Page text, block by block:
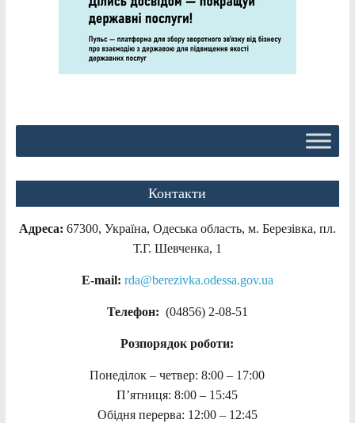
Контакти
Адреса: 67300, Україна, Одеська область, м. Березівка, пл.
Т.Г. Шевченка, 1
E-mail: rda@berezivka.odessa.gov.ua
Телефон: (04856) 2-08-51
Розпорядок роботи:
Понеділок – четвер: 8:00 – 17:00
П’ятниця: 8:00 – 15:45
Обідня перерва: 12:00 – 12:45